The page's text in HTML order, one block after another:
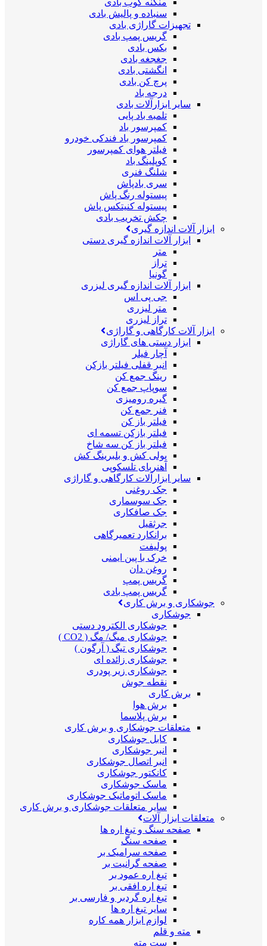
منگنه کوب بادی
سنباده و پالیش بادی
تجهیزات گاراژی بادی
گریس پمپ بادی
بکس بادی
جغجغه بادی
انگشتی بادی
پرچ کن بادی
درجه باد
سایر ابزارآلات بادی
تلمبه باد پایی
کمپرسور باد
کمپرسور باد فندکی خودرو
فیلتر هوای کمپرسور
کوپلینگ باد
شلنگ فنری
سری بادپاش
پیستوله رنگ پاش
پیستوله کنیتکس پاش
چکش تخریب بادی
ابزار آلات اندازه گیری
ابزار آلات اندازه گیری دستی
متر
تراز
گونیا
ابزار آلات اندازه گیری لیزری
جی پی اس
متر لیزری
تراز لیزری
ابزار آلات کارگاهی و گاراژی
ابزار دستی های گاراژی
آچار فیلر
انبر قفلی فیلتر بازکن
رینگ جمع کن
سوپاپ جمع کن
گیره رومیزی
فنر جمع کن
فیلتر باز کن
فیلتر بازکن تسمه ای
فیلتر باز کن سه شاخ
پولی کش و بلبرینگ کش
آهنربای تلسکوپی
سایر ابزارآلات کارگاهی و گاراژی
جک روغنی
جک سوسماری
جک صافکاری
جرثقیل
برانکارد تعمیرگاهی
پولیفت
خرک با پین ایمنی
روغن دان
گریس پمپ
گریس پمپ بادی
جوشکاری و برش کاری
جوشکاری
جوشکاری الکترود دستی
جوشکاری میگ/ مگ ( CO2 )
جوشکاری تیگ ( آرگون )
جوشکاری زائده ای
جوشکاری زیر پودری
نقطه جوش
برش کاری
برش هوا
برش پلاسما
متعلقات جوشکاری و برش کاری
کابل جوشکاری
انبر جوشکاری
انبر اتصال جوشکاری
کانکتور جوشکاری
ماسک جوشکاری
ماسک اتوماتیک جوشکاری
سایر متعلقات جوشکاری و برش کاری
متعلقات ابزار آلات
صفحه سنگ و تیغ اره ها
صفحه سنگ
صفحه سرامیک بر
صفحه گرانیت بر
تیغ اره عمود بر
تیغ اره افقی بر
تیغ اره گردبر و فارسی بر
سایر تیغ اره ها
لوازم ابزار همه کاره
مته و قلم
ست مته